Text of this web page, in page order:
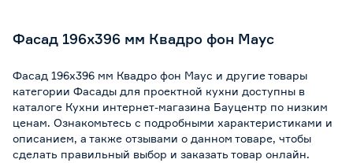
Фасад 196х396 мм Квадро фон Маус
Фасад 196х396 мм Квадро фон Маус и другие товары
категории Фасады для проектной кухни доступны в
каталоге Кухни интернет-магазина Бауцентр по низким
ценам. Ознакомьтесь с подробными характеристиками и
описанием, а также отзывами о данном товаре, чтобы
сделать правильный выбор и заказать товар онлайн.